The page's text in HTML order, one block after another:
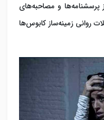
پرسشنامه‌ها و مصاحبه‌های
روانی زمینه‌ساز کابوس‌ها